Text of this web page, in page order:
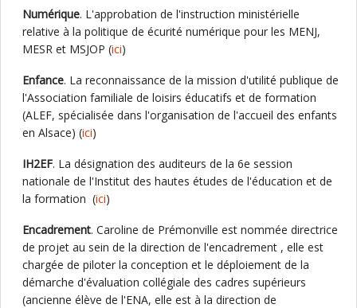
Numérique. L'approbation de l'instruction ministérielle
relative à la politique de écurité numérique pour les MENJ,
MESR et MSJOP (ici)
Enfance. La reconnaissance de la mission d'utilité publique de
l'Association familiale de loisirs éducatifs et de formation
(ALEF, spécialisée dans l'organisation de l'accueil des enfants
en Alsace) (ici)
IH2EF. La désignation des auditeurs de la 6e session
nationale de l'Institut des hautes études de l'éducation et de
la formation (ici)
Encadrement. Caroline de Prémonville est nommée directrice
de projet au sein de la direction de l'encadrement , elle est
chargée de piloter la conception et le déploiement de la
démarche d'évaluation collégiale des cadres supérieurs
(ancienne élève de l'ENA, elle est à la direction de